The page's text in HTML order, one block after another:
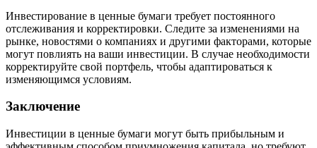
Инвестирование в ценные бумаги требует постоянного
отслеживания и корректировки. Следите за изменениями на
рынке, новостями о компаниях и другими факторами, которые
могут повлиять на ваши инвестиции. В случае необходимости
корректируйте свой портфель, чтобы адаптироваться к
изменяющимся условиям.
Заключение
Инвестиции в ценные бумаги могут быть прибыльным и